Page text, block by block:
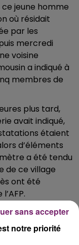
jeune homme
où résidait
par les
mercredi
voisine
a indiqué à
membres de
plus tard,
avait indiqué,
étaient
d’éléments
a été tendu
de ce village
ont été
notre priorité
sans accepter